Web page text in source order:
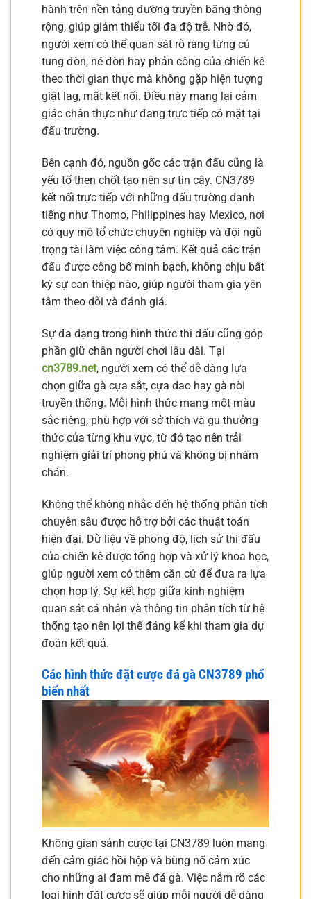
hành trên nền tảng đường truyền băng thông
rộng, giúp giảm thiểu tối đa độ trễ. Nhờ đó,
người xem có thể quan sát rõ ràng từng cú
tung đòn, né đòn hay phản công của chiến kê
theo thời gian thực mà không gặp hiện tượng
giật lag, mất kết nối. Điều này mang lại cảm
giác chân thực như đang trực tiếp có mặt tại
đấu trường.
Bên cạnh đó, nguồn gốc các trận đấu cũng là
yếu tố then chốt tạo nên sự tin cậy. CN3789
kết nối trực tiếp với những đấu trường danh
tiếng như Thomo, Philippines hay Mexico, nơi
có quy mô tổ chức chuyên nghiệp và đội ngũ
trọng tài làm việc công tâm. Kết quả các trận
đấu được công bố minh bạch, không chịu bất
kỳ sự can thiệp nào, giúp người tham gia yên
tâm theo dõi và đánh giá.
Sự đa dạng trong hình thức thi đấu cũng góp
phần giữ chân người chơi lâu dài. Tại
cn3789.net, người xem có thể dễ dàng lựa
chọn giữa gà cựa sắt, cựa dao hay gà nòi
truyền thống. Mỗi hình thức mang một màu
sắc riêng, phù hợp với sở thích và gu thưởng
thức của từng khu vực, từ đó tạo nên trải
nghiệm giải trí phong phú và không bị nhàm
chán.
Không thể không nhắc đến hệ thống phân tích
chuyên sâu được hỗ trợ bởi các thuật toán
hiện đại. Dữ liệu về phong độ, lịch sử thi đấu
của chiến kê được tổng hợp và xử lý khoa học,
giúp người xem có thêm căn cứ để đưa ra lựa
chọn hợp lý. Sự kết hợp giữa kinh nghiệm
quan sát cá nhân và thông tin phân tích từ hệ
thống tạo nên lợi thế đáng kể khi tham gia dự
đoán kết quả.
Các hình thức đặt cược đá gà CN3789 phổ
biến nhất
Không gian sảnh cược tại CN3789 luôn mang
đến cảm giác hồi hộp và bùng nổ cảm xúc
cho những ai đam mê đá gà. Việc nắm rõ các
loại hình đặt cược sẽ giúp mỗi người dễ dàng